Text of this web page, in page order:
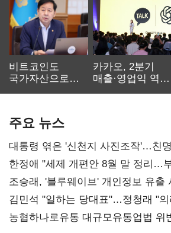
비트코인도
국가자산으로…'
카카오, 2분기
매출·영업익 역대
주요 뉴스
대통령 엮은 '신천지 사진조작'…친
한정애 "세제 개편안 8월 말 정리…
조승래, '블루웨이브' 개인정보 유출
통감"
김민석 "일하는 당대표"…정청래 "
농협하나로유통 대규모유통업법